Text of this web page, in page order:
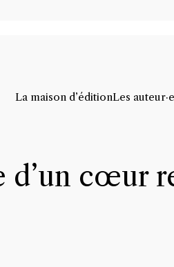
La maison d’éditionLes
d’un cœur